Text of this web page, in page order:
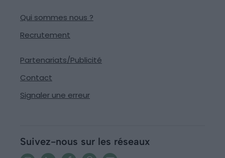
Qui sommes nous ?
Recrutement
Partenariats/Publicité
Contact
Signaler une erreur
Suivez-nous sur les réseaux